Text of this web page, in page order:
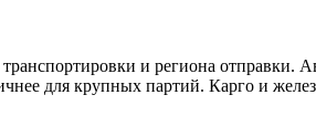
и региона отправки.
для крупных партий. Карго и